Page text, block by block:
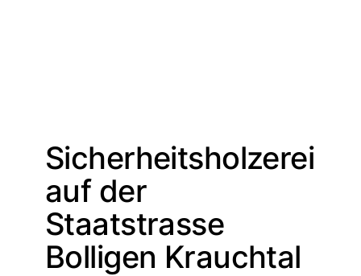
Sicherheitsholzerei
auf der
Staatstrasse
Bolligen Krauchtal